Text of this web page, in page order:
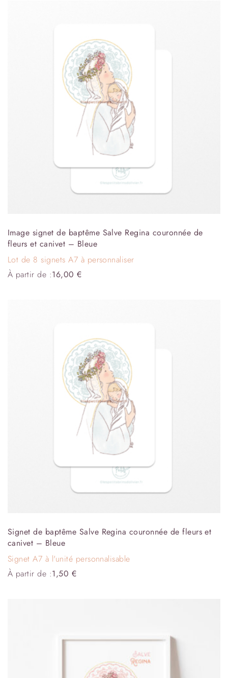
Image signet de baptême Salve Regina couronnée de
fleurs et canivet – Bleue
Lot de 8 signets A7 à personnaliser
À partir de :16,00€
Signet de baptême Salve Regina couronnée de fleurs et
canivet – Bleue
Signet A7 à l'unité personnalisable
À partir de :1,50 €